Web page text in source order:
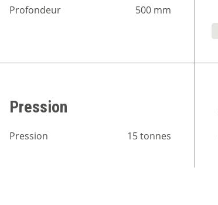
Profondeur
500 mm
Pression
Pression 15 tonnes